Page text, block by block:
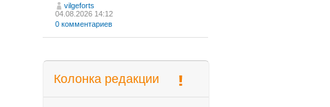
vilgeforts
04.08.2026 14:12
0 комментариев
Колонка редакции